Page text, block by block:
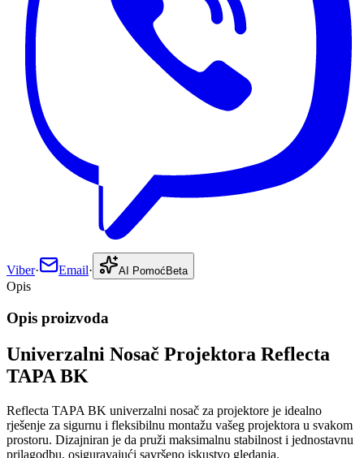
Viber· Email· AI Pomoć Beta
Opis
Opis proizvoda
Univerzalni Nosač Projektora Reflecta
TAPA BK
Reflecta TAPA BK univerzalni nosač za projektore je idealno
rješenje za sigurnu i fleksibilnu montažu vašeg projektora u svakom
prostoru. Dizajniran je da pruži maksimalnu stabilnost i jednostavnu
prilagodbu, osiguravajući savršeno iskustvo gledanja.